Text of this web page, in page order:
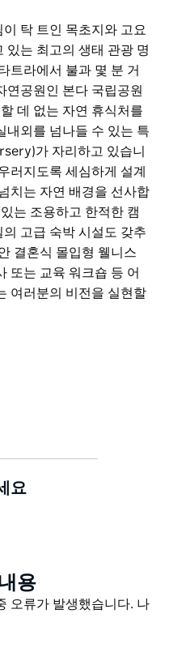
탁 트인 목초지와 고요
있는 최고의 생태 관광 명
트라에서 불과 몇 분 거
연공원인 본다 국립공원
데 없는 자연 휴식처를
내외를 넘나들 수 있는 특
가 자리하고 있습니
러지도록 세심하게 설계
치는 자연 배경을 선사합
는 조용하고 한적한 캠
고급 숙박 시설도 갖추
결혼식 몰입형 웰니스
또는 교육 워크숍 등 어
여러분의 비전을 실현할
있는 최고의 생태 관광 명
데 없는 자연 휴식처를
수 있는 특별한 공간인
고 있습니다. 주변 환경
하게 설계된 이곳은 모
숙박 시설도 갖추고 있습
웰니스 리트리트 영감
요
용
오류가 발생했습니다. 나